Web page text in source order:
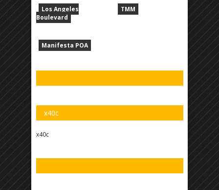
Los Angeles
Boulevard
Manifesta POA
TMM
x40c
x40c